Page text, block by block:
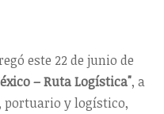
este 22 de junio de
– Ruta Logística", a
portuario y logístico,